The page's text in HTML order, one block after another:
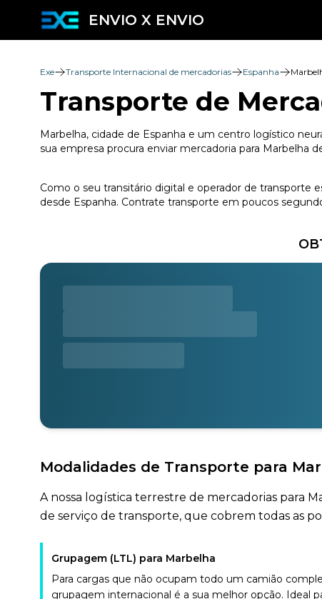
ENVIO X ENVIO
Exe Transporte Internacional de mercadorias Espanha
Transporte de
Marbelha, cidade de Espanha e um centro logístico
sua empresa procura enviar mercadoria para Marbelha
Como o seu transitário digital e operador de transporte
desde Espanha. Contrate transporte em poucos
Modalidades de Transporte para
A nossa logística terrestre de mercadorias para
de serviço de transporte, que cobrem todas as
Grupagem (LTL) para Marbelha
Para cargas que não ocupam todo um camião
grupagem internacional é a sua melhor opção. Ideal